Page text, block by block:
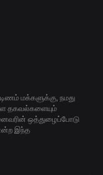
மக்களுக்கு, நமது
தகவல்களையும்
ஒத்துழைப்போடு
இந்த